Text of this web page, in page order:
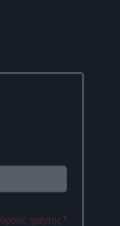
όρους χρήσης *